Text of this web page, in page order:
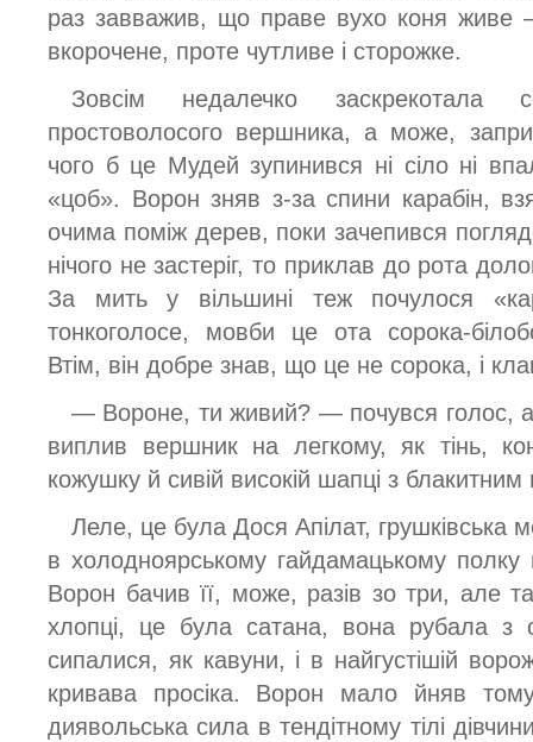
раз завважив, що праве вухо коня живе
вкорочене, проте чутливе і сторожке.
Зовсім недалечко заскрекотала
простоволосого вершника, а може,
чого б це Мудей зупинився ні сіло ні
«цоб». Ворон зняв з-за спини карабін,
очима поміж дерев, поки зачепився
нічого не застеріг, то приклав до рота
За мить у вільшині теж почулося
тонкоголосе, мовби це ота сорока-
Втім, він добре знав, що це не сорока, і
— Вороне, ти живий? — почувся голос, а
виплив вершник на легкому, як тінь,
кожушку й сивій високій шапці з
Леле, це була Дося Апілат, грушківська
в холодноярському гайдамацькому
Ворон бачив її, може, разів зо три, але
хлопці, це була сатана, вона рубала з
сипалися, як кавуни, і в найгустішій
кривава просіка. Ворон мало йняв
диявольська сила в тендітному тілі